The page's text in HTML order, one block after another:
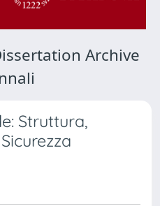
Archive
Struttura,